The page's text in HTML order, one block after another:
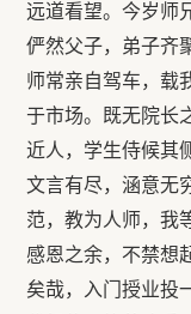
远道看望。今岁师
俨然父子，弟子齐
师常亲自驾车，载
于市场。既无院长
近人，学生侍候其
文言有尽，涵意无
范，教为人师，我
感恩之余，不禁想
矣哉，入门授业投